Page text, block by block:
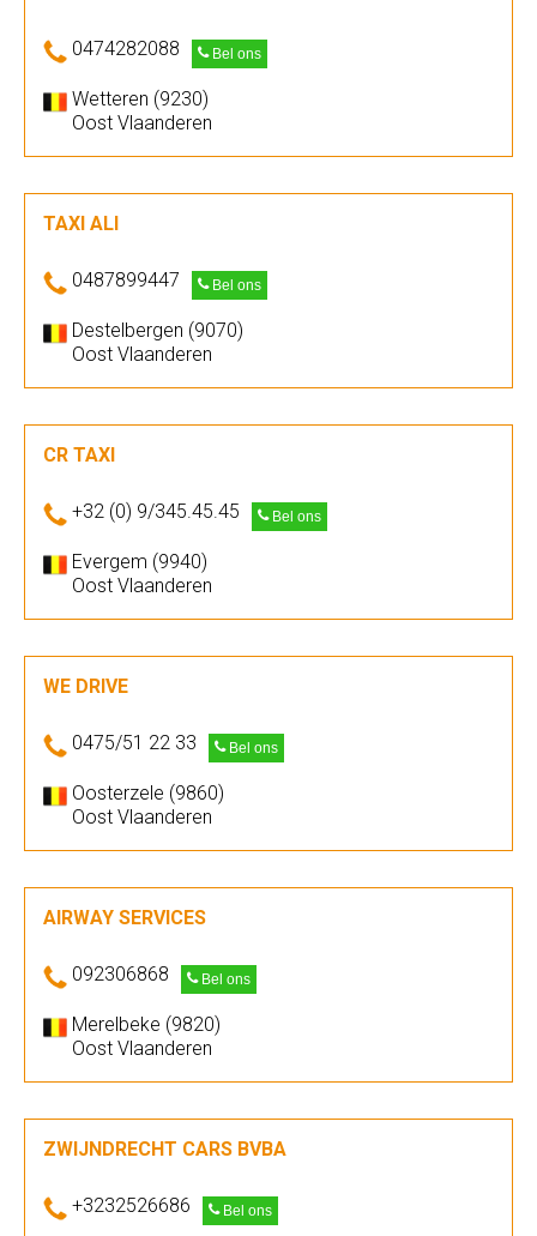
0474282088 Bel ons
Wetteren (9230)
Oost Vlaanderen
TAXI ALI
0487899447 Bel ons
Destelbergen (9070)
Oost Vlaanderen
CR TAXI
+32 (0) 9/345.45.45 Bel ons
Evergem (9940)
Oost Vlaanderen
WE DRIVE
0475/51 22 33 Bel ons
Oosterzele (9860)
Oost Vlaanderen
AIRWAY SERVICES
092306868 Bel ons
Merelbeke (9820)
Oost Vlaanderen
ZWIJNDRECHT CARS BVBA
+3232526686 Bel ons